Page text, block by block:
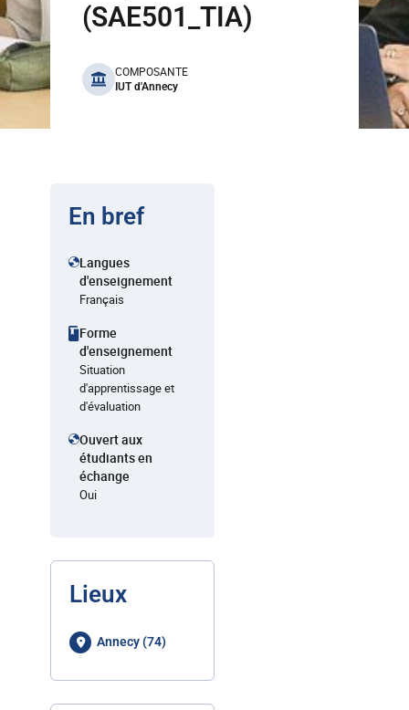
(SAE501_TIA)
benefits
COMPOSANTE
IUT d'Annecy
En bref
Langues
d'enseignement
Français
Forme
d'enseignement
Situation
d'apprentissage et
d'évaluation
Ouvert aux
étudiants en
échange
Oui
Lieux
Annecy (74)